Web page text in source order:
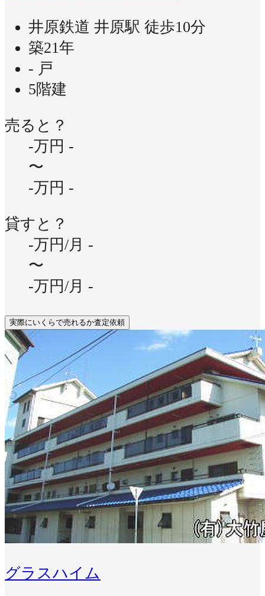
井原鉄道 井原駅 徒歩10分
築21年
- 戸
5階建
売ると？
-万円 -
〜
-万円 -
貸すと？
-万円/月 -
〜
-万円/月 -
実際にいくらで売れるか査定依頼
グラスハイム